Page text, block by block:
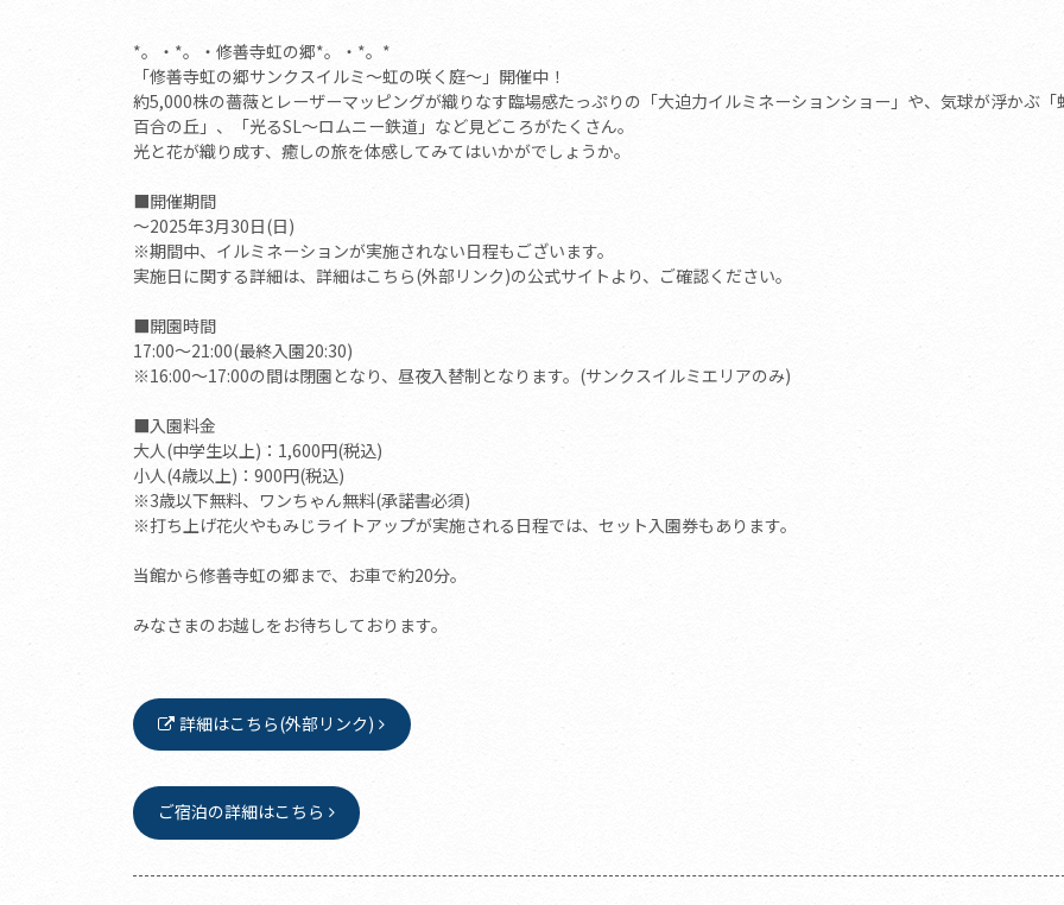
*。・*。・修善寺虹の郷*。・*。*
「修善寺虹の郷サンクスイルミ～虹の咲く庭～」開催中！
約5,000株の薔薇とレーザーマッピングが織りなす臨場感たっぷりの「大迫力イルミネーションショー」や、気球が浮かぶ「
百合の丘」、「光るSL～ロムニー鉄道」など見どころがたくさん。
光と花が織り成す、癒しの旅を体感してみてはいかがでしょうか。
■開催期間
～2025年3月30日(日)
※期間中、イルミネーションが実施されない日程もございます。
実施日に関する詳細は、詳細はこちら(外部リンク)の公式サイトより、ご確認ください。
■開園時間
17:00～21:00(最終入園20:30)
※16:00～17:00の間は閉園となり、昼夜入替制となります。(サンクスイルミエリアのみ)
■入園料金
大人(中学生以上)：1,600円(税込)
小人(4歳以上)：900円(税込)
※3歳以下無料、ワンちゃん無料(承諾書必須)
※打ち上げ花火やもみじライトアップが実施される日程では、セット入園券もあります。
当館から修善寺虹の郷まで、お車で約20分。
みなさまのお越しをお待ちしております。
詳細はこちら(外部リンク)
ご宿泊の詳細はこちら